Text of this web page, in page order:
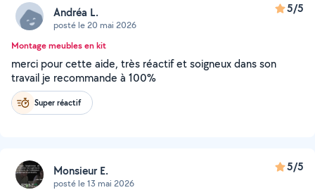
Andréa L.
posté le 20 mai 2026
5/5
Montage meubles en kit
merci pour cette aide, très réactif et soigneux dans son
travail je recommande à 100%
Super réactif
Monsieur E.
posté le 13 mai 2026
5/5